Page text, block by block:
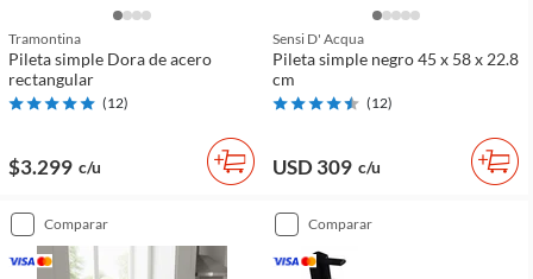
Tramontina
Pileta simple Dora de acero
rectangular
(12)
$3.299 c/u
Sensi D' Acqua
Pileta simple negro 45 x 58 x 22.8
cm
(12)
USD 309 c/u
comparar comparar